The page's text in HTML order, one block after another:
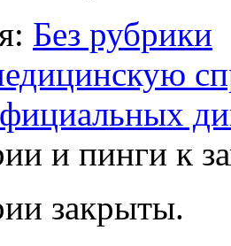
Без рубрики
и пинги к
закрыты.